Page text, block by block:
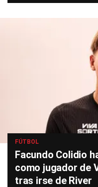
FÚTBOL
Facundo Colidio
como jugador de
tras irse de River